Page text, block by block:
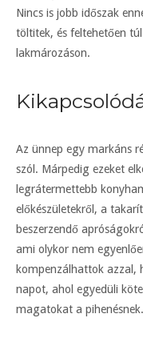
Nincs is jobb időszak
töltitek, és feltehetően
lakmározáson.
Az ünnep egy markáns
szól. Márpedig ezeket
legrátermettebb
előkészületekről, a
beszerzendő
ami olykor nem
kompenzálhattok azzal,
napot, ahol egyedüli
magatokat a pihenésnek.